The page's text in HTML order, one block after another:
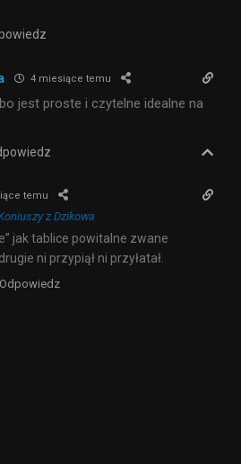
4 miesiące temu
jest proste i czytelne idealne na
temu
z Dzikowa
jak tablice powitalne zwane
ni przypiął ni przyłatał.
Odpowiedz